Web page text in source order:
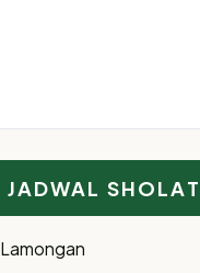
JADWAL SHOLAT
Lamongan